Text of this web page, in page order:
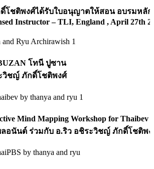
โชติพงศ์ได้รับใบอนุญาตให้สอน อบรมหลั
Instructor – TLI, England , April 27th
โทนี ปูซาน
วิชญ์ ภักดิ์โชติพงศ์
Mind Mapping Workshop for Thaibev
อนันต์ ร่วมกับ อ.ริว อชิระวิชญ์ ภักดิ์โชติพง